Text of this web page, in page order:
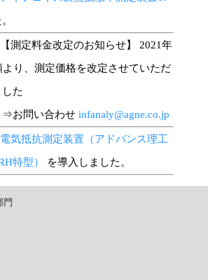
定料金改定のお知らせ】 2021年
り、測定価格を改定させていただ
た
合わせ infanaly@agne.co.jp
電気抵抗測定装置（アドバンス理工
特型） を導入しました。
門